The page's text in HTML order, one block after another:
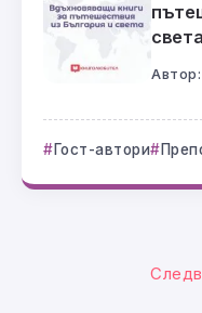
света
Автор:
Гост-автори